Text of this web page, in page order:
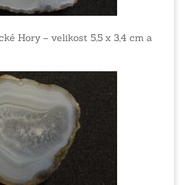
Hory – velikost 5,5 x 3,4 cm a